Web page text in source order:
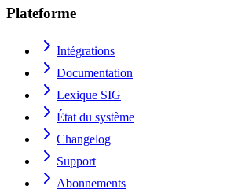
Plateforme
Intégrations
Documentation
Lexique SIG
État du système
Changelog
Support
Abonnements